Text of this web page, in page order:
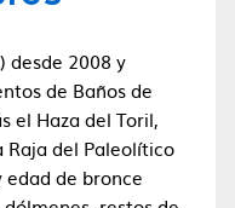
desde 2008 y
de Baños de
el Haza del Toril,
Raja del Paleolítico
de bronce